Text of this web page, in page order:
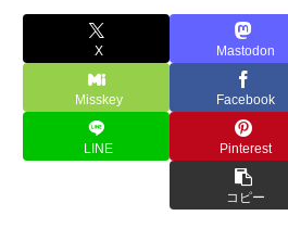
X Mastodon
Misskey Facebook
LINE Pinterest
コピー